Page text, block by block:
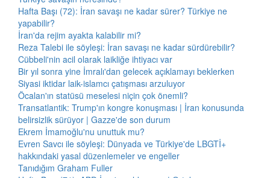
Hafta Başı (72): İran savaşı ne kadar sürer? Türkiye ne
yapabilir?
İran'da rejim ayakta kalabilir mi?
Reza Talebi ile söyleşi: İran savaşı ne kadar sürdürebilir?
Cübbeli'nin acil olarak laikliğe ihtiyacı var
Bir yıl sonra yine İmralı'dan gelecek açıklamayı beklerken
Siyasi iktidar laik-islamcı çatışması arzuluyor
Öcalan'ın statüsü meselesi niçin çok önemli?
Transatlantik: Trump'ın kongre konuşması | İran konusunda
belirsizlik sürüyor | Gazze'de son durum
Ekrem İmamoğlu'nu unuttuk mu?
Evren Savcı ile söyleşi: Dünyada ve Türkiye'de LBGTİ+
hakkındaki yasal düzenlemeler ve engeller
Tanıdığım Graham Fuller